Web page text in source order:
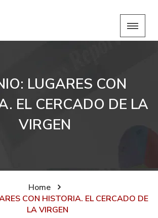
LUGARES CON
EL CERCADO DE LA
VIRGEN
Home
CON HISTORIA. EL CERCADO DE
LA VIRGEN